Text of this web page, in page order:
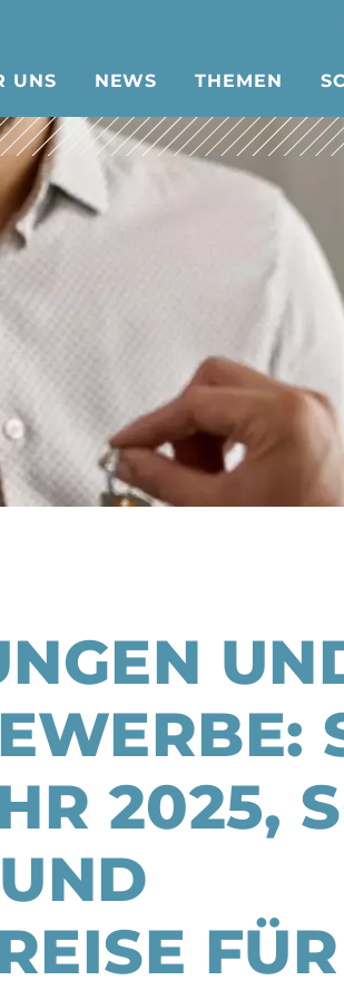
UNS NEWS THEMEN
2025,